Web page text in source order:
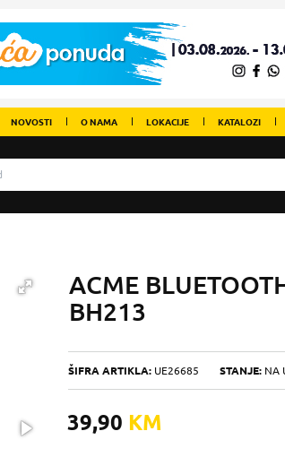
NOVOSTI O NAMA LOKACIJE KATALOZI
ACME
BH213
ŠIFRA ARTIKLA: UE26685 STANJE: NA
39,90 KM